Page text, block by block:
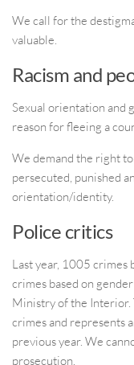
We call for the
valuable.
Racism and
Sexual orientation and
reason for fleeing a
We demand the right
persecuted, punished
orientation/identity.
Police critics
Last year, 1005 crimes
crimes based on
Ministry of the Interior.
crimes and represents
previous year. We
prosecution.